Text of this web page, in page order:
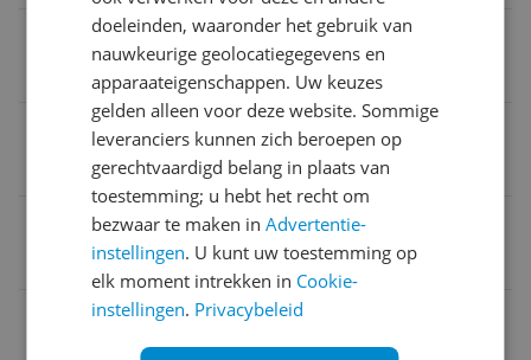
Product lengte
Taal handleiding
Nederlands
Inhoud
Brandstof consumptie
doeleinden, waaronder het gebruik van
nauwkeurige geolocatiegegevens en
apparaateigenschappen. Uw keuzes
gelden alleen voor deze website. Sommige
leveranciers kunnen zich beroepen op
gerechtvaardigd belang in plaats van
toestemming; u hebt het recht om
bezwaar te maken inAdvertentie-
instellingen. U kunt uw toestemming op
elk moment intrekken in Cookie-
instellingen. Privacybeleid